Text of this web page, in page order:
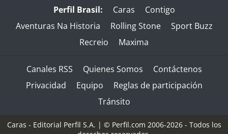
Perfil Brasil: Caras
Contigo
Aventuras Na Historia
Rolling Stone
Sport Buzz
Recreio
Maxima
Canales RSS Quienes Somos
Contáctenos
Privacidad
Equipo
Reglas de participación
Tránsito
Caras - Editorial Perfil S.A. | © Perfil.com 2006-2026 - Todos los